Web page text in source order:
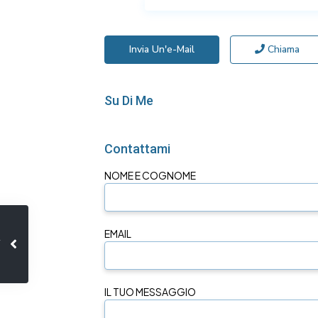
Invia Un'e-Mail Chiama
Su Di Me
Contattami
NOME E COGNOME
EMAIL
IL TUO MESSAGGIO